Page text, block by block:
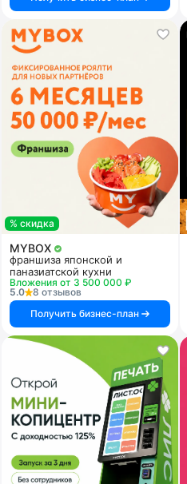
% скидка
MYBOX
франшиза японской и
паназиатской кухни
Вложения от 3 500 000 ₽
5.0
8 отзывов
Получить бизнес-план